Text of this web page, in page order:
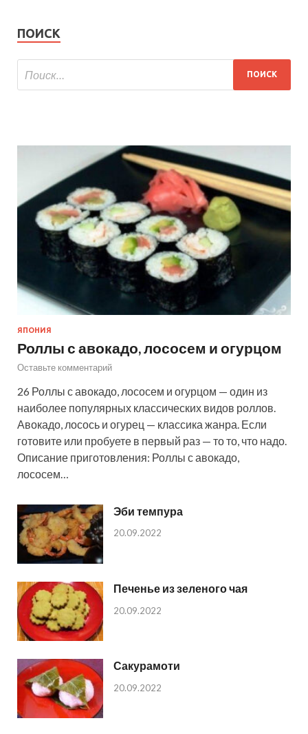
ПОИСК
ЯПОНИЯ
Роллы с авокадо, лососем и огурцом
Оставьте комментарий
26 Роллы с авокадо, лососем и огурцом — один из
наиболее популярных классических видов роллов.
Авокадо, лосось и огурец — классика жанра. Если
готовите или пробуете в первый раз — то то, что надо.
Описание приготовления: Роллы с авокадо,
лососем…
Эби темпура
20.09.2022
Печенье из зеленого чая
20.09.2022
Сакурамоти
20.09.2022